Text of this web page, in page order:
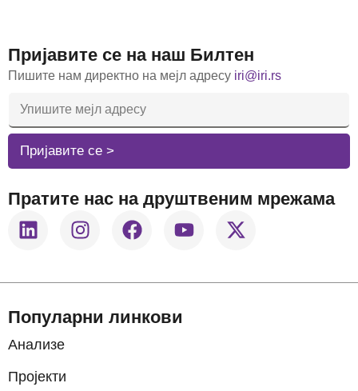
Пријавите се на наш Билтен
Пишите нам директно на мејл адресу iri@iri.rs
M
A
D
*
Пријавите се >
Пратите нас на друштвеним мрежама
Популарни линкови
Анализе
Пројекти